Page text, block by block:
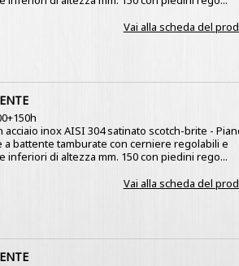
Vai alla scheda del
inox AISI 304 satinato scotch-brite -
battente tamburate con cerniere regolabili e
inferiori di altezza mm. 150 con piedini rego...
Vai alla scheda del